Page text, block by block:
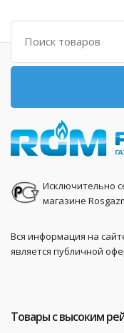
Поиск
Исключительно
магазине
Вся информация на
является публичной
Товары с высоким